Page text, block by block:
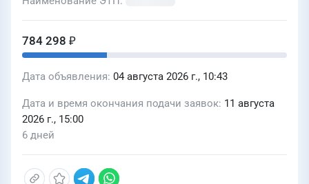
784 298 ₽
Дата объявления 04 августа 2026 г., 10:43
Дата и время окончания подачи заявок 11 августа
2026 г., 15:00
6 дней